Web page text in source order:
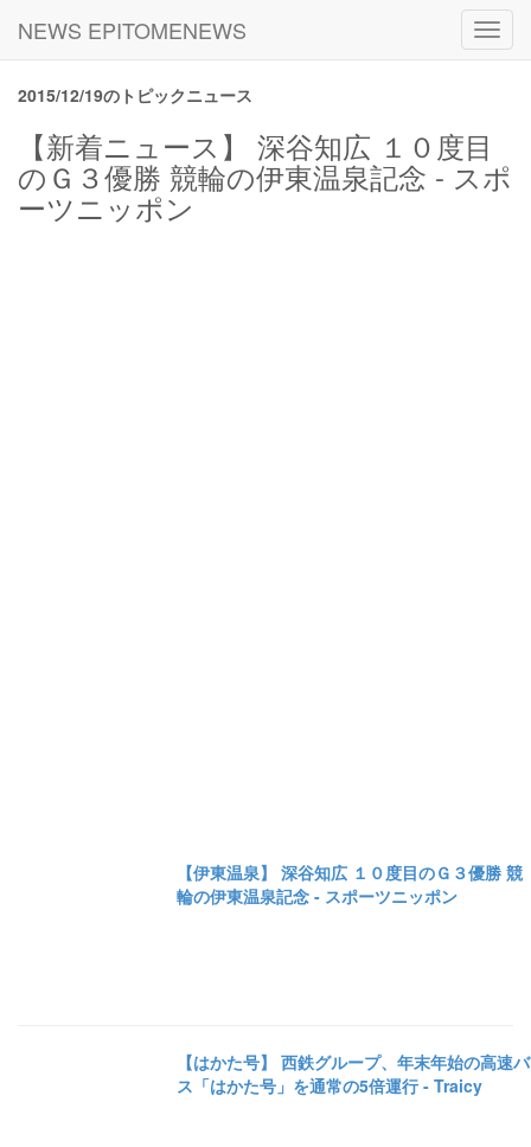
NEWS EPITOMENEWS
2015/12/19のトピックニュース
【新着ニュース】 深谷知広 １０度目
のＧ３優勝 競輪の伊東温泉記念 - スポ
ーツニッポン
【伊東温泉】 深谷知広 １０度目のＧ３優勝 競
輪の伊東温泉記念 - スポーツニッポン
【はかた号】 西鉄グループ、年末年始の高速バ
ス「はかた号」を通常の5倍運行 - Traicy